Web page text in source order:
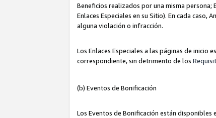
Beneficios realizados por una misma
Enlaces Especiales en su Sitio). En cada
alguna violación o infracción.
Los Enlaces Especiales a las páginas de inicio
correspondiente, sin detrimento de los
(b) Eventos de Bonificación
Los Eventos de Bonificación están disponibles